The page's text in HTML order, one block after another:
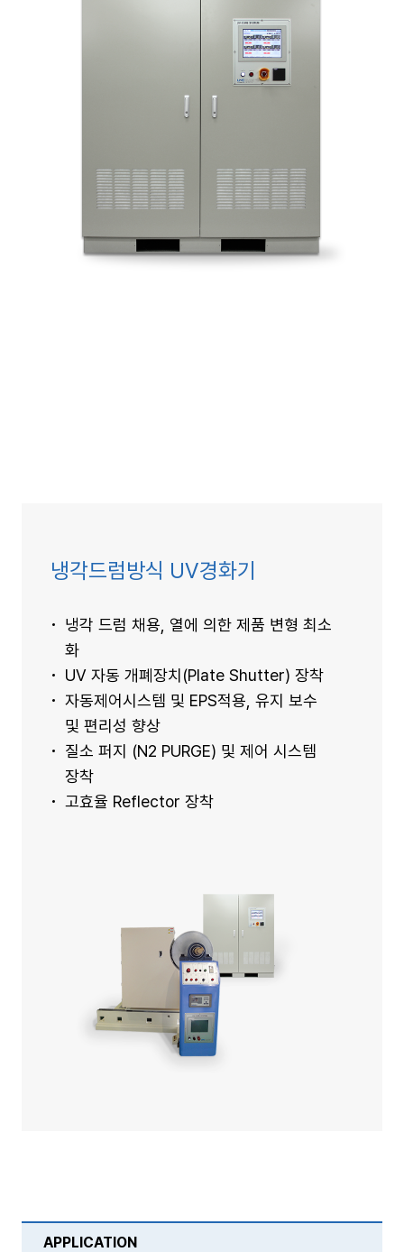
냉각드럼방식 UV경화기
냉각 드럼 채용, 열에 의한 제품 변형 최소
화
UV 자동 개폐장치(Plate Shutter) 장착
자동제어시스템 및 EPS적용, 유지 보수
및 편리성 향상
질소 퍼지 (N2 PURGE) 및 제어 시스템
장착
고효율 Reflector 장착
APPLICATION